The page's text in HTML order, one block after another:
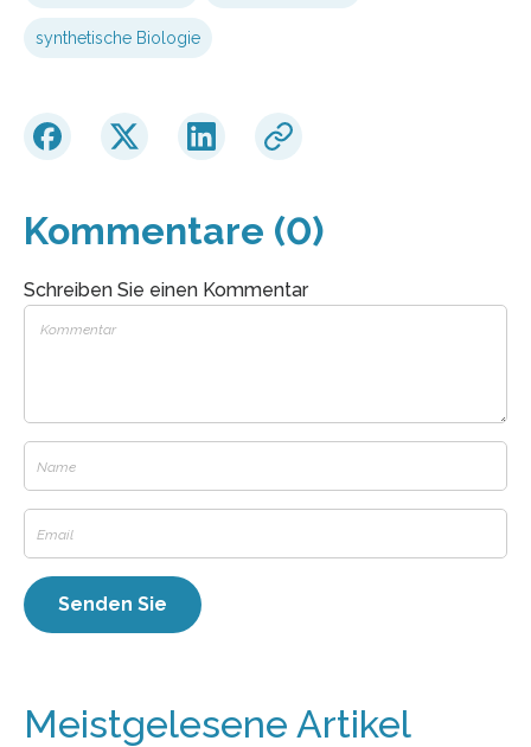
synthetische Biologie
Kommentare (0)
Schreiben Sie einen Kommentar
Meistgelesene Artikel